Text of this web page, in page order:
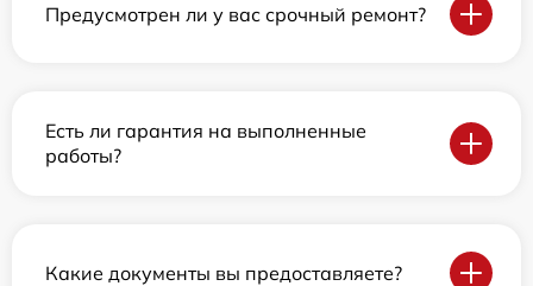
Предусмотрен ли у вас срочный ремонт?
Есть ли гарантия на выполненные
работы?
Какие документы вы предоставляете?